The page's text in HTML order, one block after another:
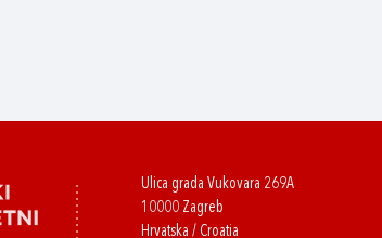
Ulica grada Vukovara 269A
10000 Zagreb
Hrvatska / Croatia